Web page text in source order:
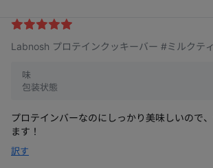
k
s
Labnosh プロテインクッキーバー #ミルクテ
味
包装状態
プロテインバーなのにしっかり美味しいので
ます！
訳す